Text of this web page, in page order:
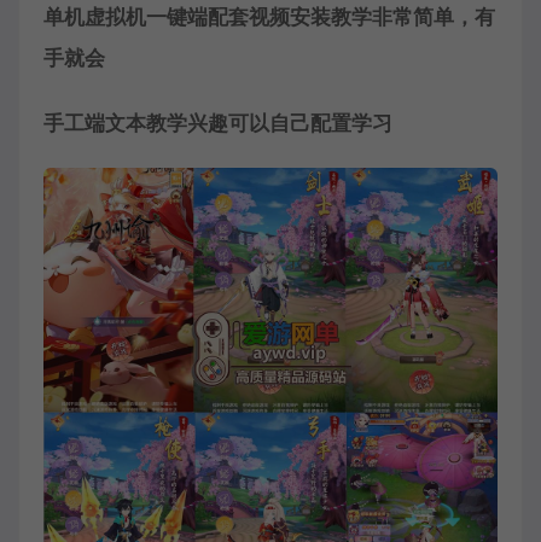
单机虚拟机一键端配套视频安装教学非常简单，有
手就会
手工端文本教学兴趣可以自己配置学习